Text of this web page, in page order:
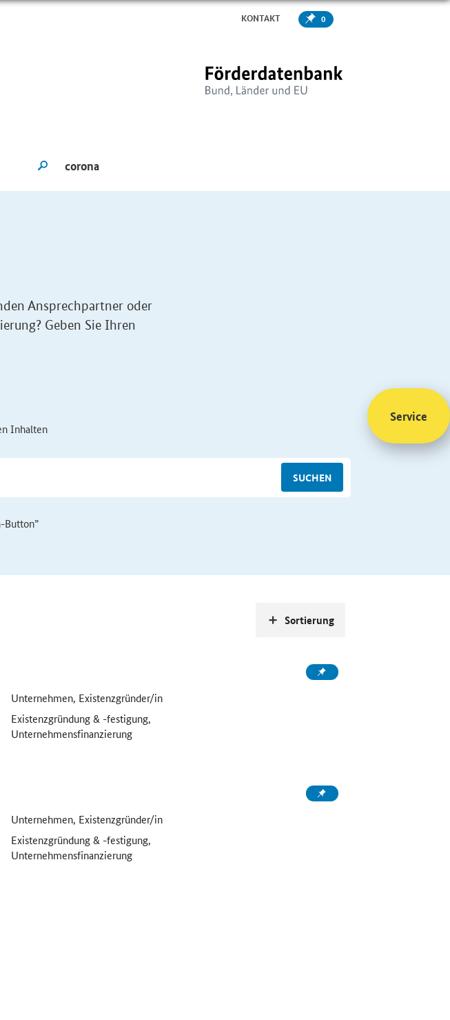
KONTAKT 0
Ansprechpartner oder
Geben Sie Ihren
Inhalten
SUCHEN
Button”
Unternehmen, Existenzgründer/in
Existenzgründung & -festigung,
Unternehmensfinanzierung
Unternehmen, Existenzgründer/in
Existenzgründung & -festigung,
Unternehmensfinanzierung
Sortierung
Service